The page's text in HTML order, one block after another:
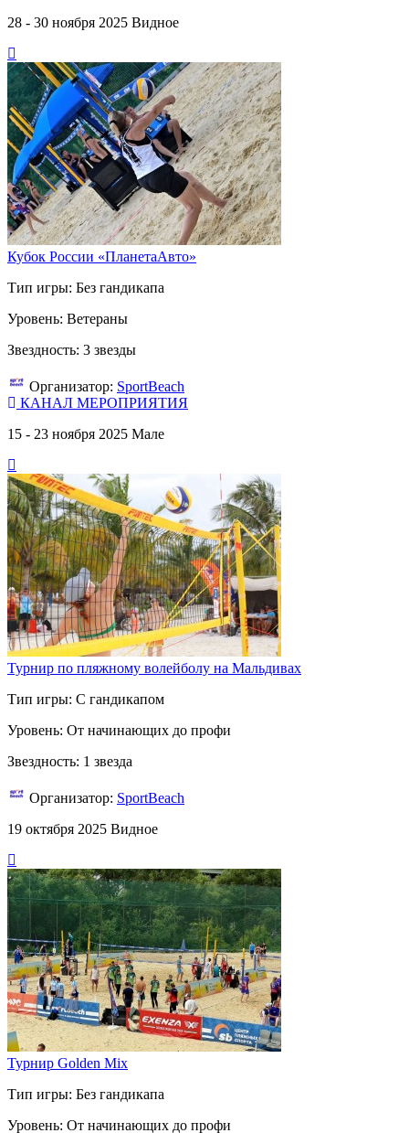
28 - 30 ноября 2025 Видное
Кубок России «ПланетаАвто»
Тип игры: Без гандикапа
Уровень: Ветераны
Звездность: 3 звезды
Организатор: SportBeach
КАНАЛ МЕРОПРИЯТИЯ
15 - 23 ноября 2025 Мале
Турнир по пляжному волейболу на Мальдивах
Тип игры: С гандикапом
Уровень: От начинающих до профи
Звездность: 1 звезда
Организатор: SportBeach
19 октября 2025 Видное
Турнир Golden Mix
Тип игры: Без гандикапа
Уровень: От начинающих до профи